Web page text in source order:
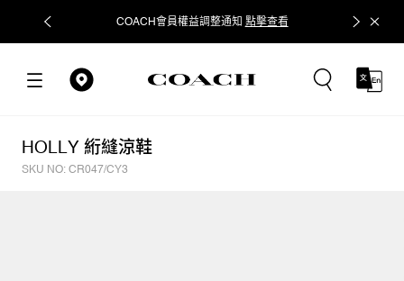
COACH會員權益調整通知 點擊查看 立即追蹤
HOLLY 絎縫涼鞋
SKU NO: CR047/CY3